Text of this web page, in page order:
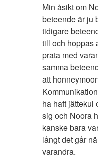
Min åsikt om
beteende är ju
tidigare
till och hoppas
prata med
samma
att
ha haft jättekul
sig och Noora
kanske bara
långt det går
varandra.